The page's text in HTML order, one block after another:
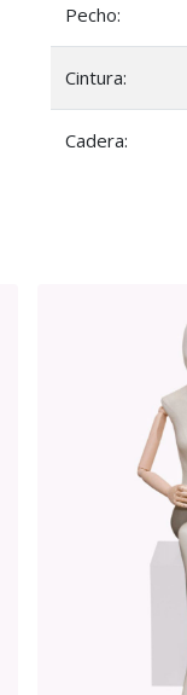
Pecho:
Cintura:
Cadera: